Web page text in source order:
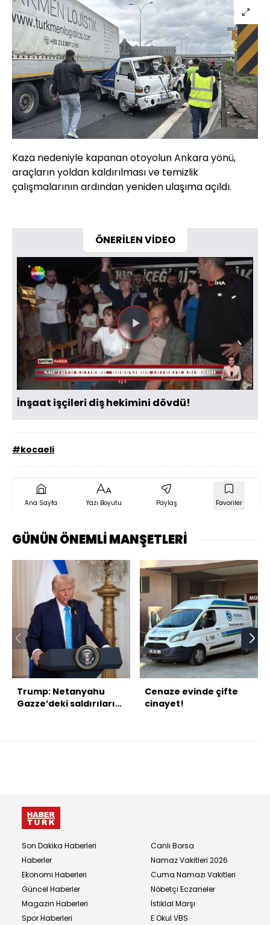
Kaza nedeniyle kapanan otoyolun Ankara yönü,
araçların yoldan kaldırılması ve temizlik
çalışmalarının ardından yeniden ulaşıma açıldı.
ÖNERİLEN VİDEO
Videoyu
Oynat
İnşaat işçileri diş hekimini dövdü!
#kocaeli
Ana Sayfa Yazı Boyutu Paylaş Favoriler
GÜNÜN ÖNEMLİ MANŞETLERİ
Trump: Netanyahu
Gazze’deki saldırıları
Cenaze evinde çifte
cinayet!
Son Dakika Haberleri
Haberler
Ekonomi Haberleri
Güncel Haberler
Magazin Haberleri
Spor Haberleri
Canlı Borsa
Namaz Vakitleri 2026
Cuma Namazı Vakitleri
Nöbetçi Eczaneler
İstiklal Marşı
E Okul VBS